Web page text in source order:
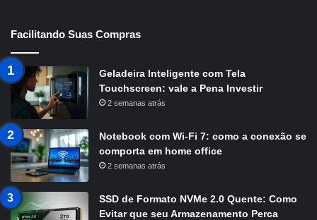
Facilitando Suas Compras
Geladeira Inteligente com Tela
Touchscreen: vale a Pena Investir
2 semanas atrás
Notebook com Wi-Fi 7: como a conexão se
comporta em home office
2 semanas atrás
SSD de Formato NVMe 2.0 Quente: Como
Evitar que seu Armazenamento Perca